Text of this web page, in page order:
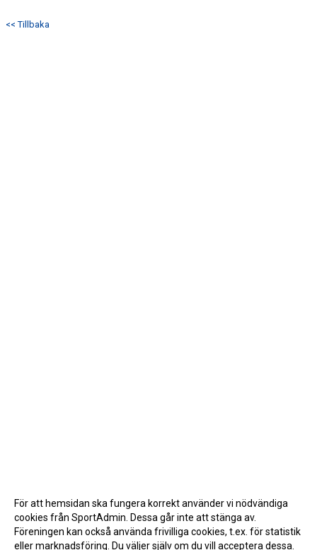
<< Tillbaka
För att hemsidan ska fungera korrekt använder vi nödvändiga
cookies från SportAdmin. Dessa går inte att stänga av.
Föreningen kan också använda frivilliga cookies, t.ex. för statistik
eller marknadsföring. Du väljer själv om du vill acceptera dessa.